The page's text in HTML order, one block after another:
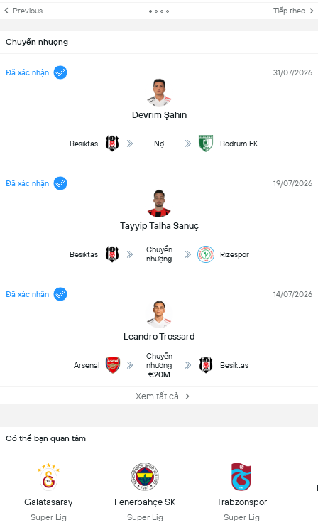
Previous Tiếp theo
Chuyển nhượng
Đã xác nhận
Devrim Şahin
31/07/2026
Besiktas Nợ Bodrum FK
Đã xác nhận
Tayyip Talha Sanuç
19/07/2026
Besiktas
Chuyển
nhượng
Rizespor
Đã xác nhận
Leandro Trossard
14/07/2026
Arsenal
Chuyển
nhượng
€20M
Besiktas
Xem tất cả
Có thể bạn quan tâm
Galatasaray
Super Lig
Fenerbahçe SK
Super Lig
Trabzonspor
Super Lig